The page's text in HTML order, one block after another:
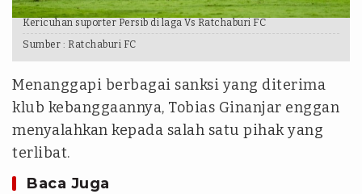
Kericuhan suporter Persib di laga Vs Ratchaburi FC
Sumber : Ratchaburi FC
Menanggapi berbagai sanksi yang diterima
klub kebanggaannya, Tobias Ginanjar enggan
menyalahkan kepada salah satu pihak yang
terlibat.
Baca Juga